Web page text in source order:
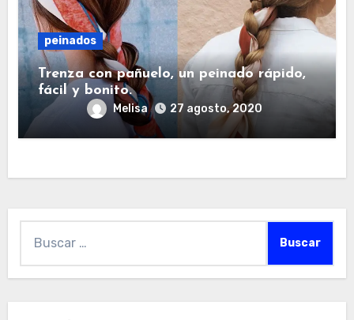
peinados
Trenza con pañuelo, un peinado rápido,
fácil y bonito.
Melisa 27 agosto, 2020